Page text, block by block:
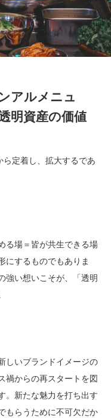
アルメニュ
明資産の価値
ら定着し、拡大するであ
る場＝皆が共生できる場
にするものでもありま
強い想いこそが、「透明
しいブランドイメージの
禍からの再スタートを図
。新たな魅力を打ち出す
もらうために不可欠だか